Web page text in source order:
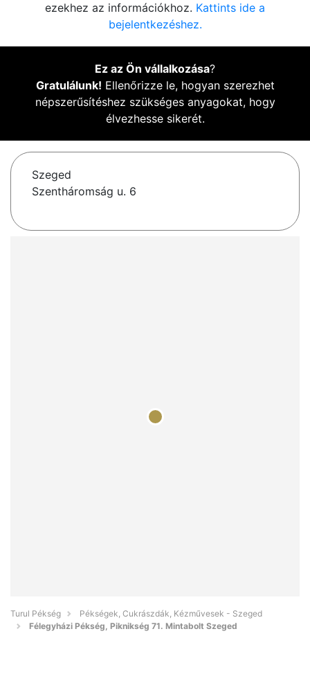
ezekhez az információkhoz. Kattints ide a
bejelentkezéshez.
Ez az Ön vállalkozása?
Gratulálunk! Ellenőrizze le, hogyan szerezhet
népszerűsítéshez szükséges anyagokat, hogy
élvezhesse sikerét.
Szeged
Szentháromság u. 6
Turul Pékség
Pékségek, Cukrászdák, Kézművesek - Szeged
Félegyházi Pékség, Piknikség 71. Mintabolt Szeged